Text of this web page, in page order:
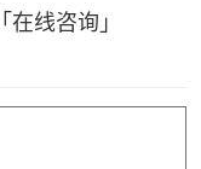
线咨询」